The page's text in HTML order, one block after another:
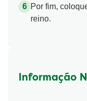
Por fim,
reino.
Informação